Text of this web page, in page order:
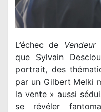
L’échec de Vendeur
que Sylvain
portrait, des
par un Gilbert Melki
la vente » aussi
se révéler